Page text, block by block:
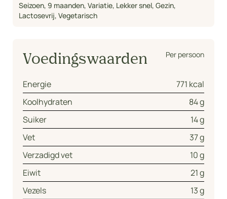
Seizoen, 9 maanden, Variatie, Lekker snel, Gezin,
Lactosevrij, Vegetarisch
Voedingswaarden Per persoon
Energie
771 kcal
Koolhydraten
84 g
Suiker
14 g
Vet
37 g
Verzadigd vet
10 g
Eiwit
21 g
Vezels
13 g